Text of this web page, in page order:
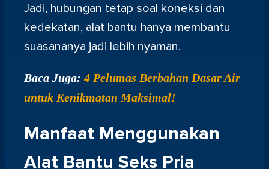
Jadi, hubungan tetap soal koneksi dan
kedekatan, alat bantu hanya membantu
suasananya jadi lebih nyaman.
Baca Juga:4 Pelumas Berbahan Dasar Air
untuk Kenikmatan Maksimal!
Manfaat Menggunakan
Alat Bantu Seks Pria